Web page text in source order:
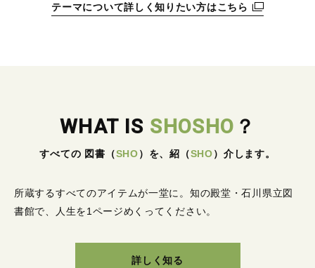
テーマについて詳しく知りたい方はこちら
WHAT IS SHOSHO ？
すべての 図書 （SHO） を、紹 （SHO） 介します。
所蔵するすべてのアイテムが一堂に。 知の殿堂・石川県立図
書館で、人生を1ページめくってください。
詳しく知る